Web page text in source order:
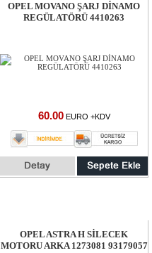
OPEL MOVANO ŞARJ DİNAMO
REGÜLATÖRÜ 4410263
60.00 EURO +KDV
OPEL ASTRA H SİLECEK
MOTORU ARKA 1273081 93179057